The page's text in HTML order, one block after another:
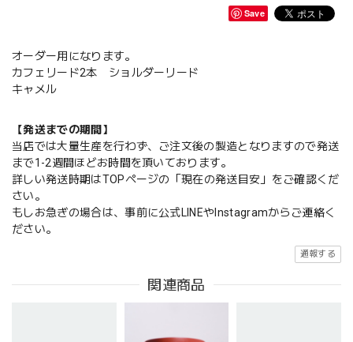
Save
オーダー用になります。
カフェリード2本 ショルダーリード
キャメル
【発送までの期間】
当店では大量生産を行わず、ご注文後の製造となりますので発送
まで1-2週間ほどお時間を頂いております。
詳しい発送時期はTOPページの「現在の発送目安」をご確認くだ
さい。
もしお急ぎの場合は、事前に公式LINEやInstagramからご連絡く
ださい。
通報する
関連商品